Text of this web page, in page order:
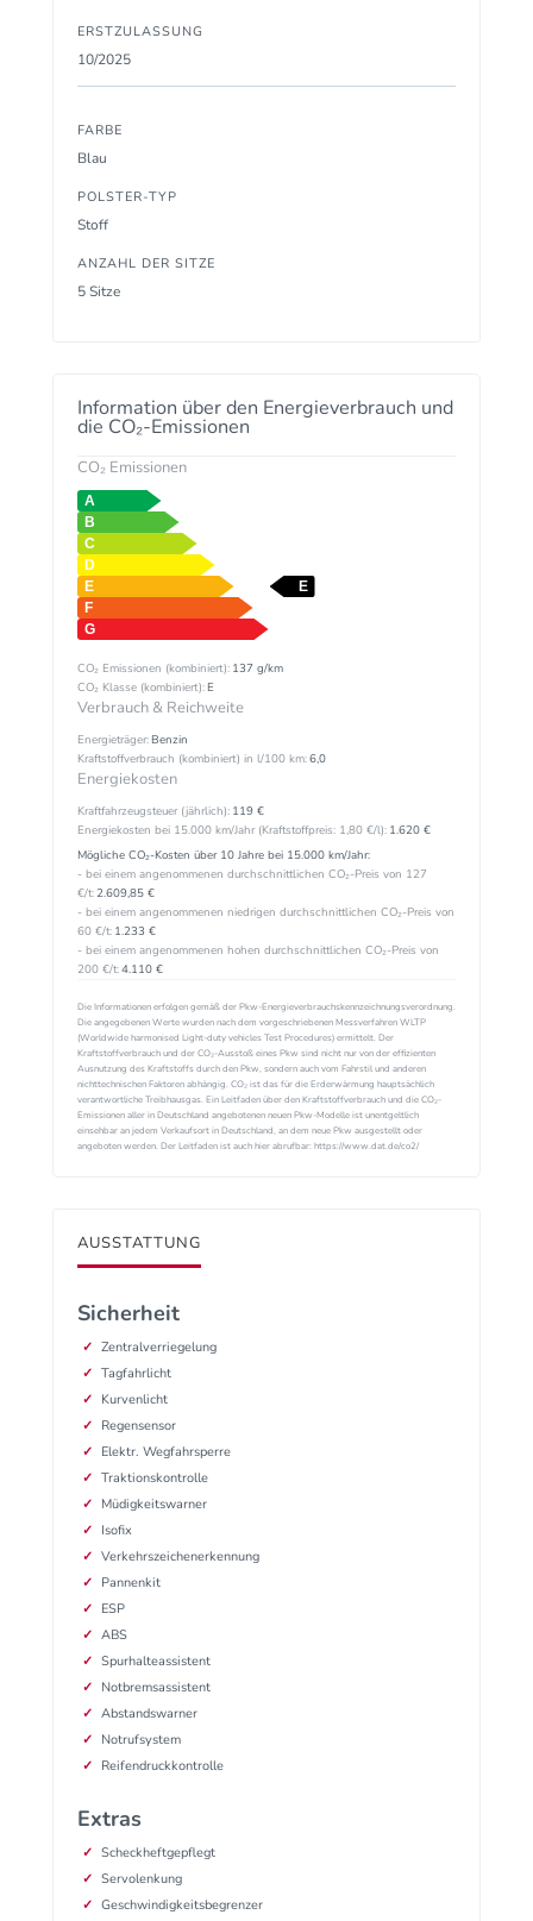
ERSTZULASSUNG
10/2025
FARBE
Blau
POLSTER-TYP
Stoff
ANZAHL DER SITZE
5 Sitze
Information über den Energieverbrauch und
die CO₂-Emissionen
CO₂ Emissionen
CO₂ Emissionen (kombiniert): 137 g/km
CO₂ Klasse (kombiniert):E
Verbrauch & Reichweite
Energieträger:Benzin
Kraftstoffverbrauch (kombiniert) in l/100 km:6,0
Energiekosten
Kraftfahrzeugsteuer (jährlich): 119 €
Energiekosten bei 15.000 km/Jahr (Kraftstoffpreis: 1,80€/l): 1.620 €
Mögliche CO₂-Kosten über 10 Jahre bei 15.000 km/Jahr:
- bei einem angenommenen durchschnittlichen CO₂-Preis von 127
€/t: 2.609,85 €
- bei einem angenommenen niedrigen durchschnittlichen CO₂-Preis von
60 €/t: 1.233 €
- bei einem angenommenen hohen durchschnittlichen CO₂-Preis von
200 €/t:4.110 €
Die Informationen erfolgen gemäß der Pkw-Energieverbrauchskennzeichnungsverordnung.
Die angegebenen Werte wurden nach dem vorgeschriebenen Messverfahren WLTP
(Worldwide harmonised Light-duty vehicles Test Procedures) ermittelt. Der
Kraftstoffverbrauch und der CO₂-Ausstoß eines Pkw sind nicht nur von der effizienten
Ausnutzung des Kraftstoffs durch den Pkw, sondern auch vom Fahrstil und anderen
nichttechnischen Faktoren abhängig. CO₂ ist das für die Erderwärmung hauptsächlich
verantwortliche Treibhausgas. Ein Leitfaden über den Kraftstoffverbrauch und die CO₂-
Emissionen aller in Deutschland angebotenen neuen Pkw-Modelle ist unentgeltlich
einsehbar an jedem Verkaufsort in Deutschland, an dem neue Pkw ausgestellt oder
angeboten werden. Der Leitfaden ist auch hier abrufbar: https://www.dat.de/co2/
AUSSTATTUNG
Sicherheit
Zentralverriegelung
Tagfahrlicht
Kurvenlicht
Regensensor
Elektr. Wegfahrsperre
Traktionskontrolle
Müdigkeitswarner
Isofix
Verkehrszeichenerkennung
Pannenkit
ESP
ABS
Spurhalteassistent
Notbremsassistent
Abstandswarner
Notrufsystem
Reifendruckkontrolle
Extras
Scheckheftgepflegt
Servolenkung
Geschwindigkeitsbegrenzer